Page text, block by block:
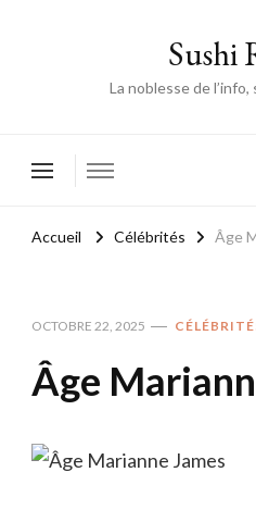
Sushi
La noblesse de
Accueil Célébrités Âge
OCTOBRE 22, 2025
Âge